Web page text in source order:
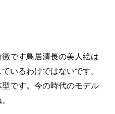
です鳥居清長の美人絵は
いるわけではないです。
です。今の時代のモデル